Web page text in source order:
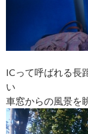
ICって呼ばれる長
い
車窓からの風景を